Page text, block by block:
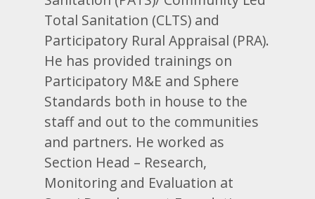
Total Sanitation (CLTS) and
Participatory Rural Appraisal (PRA).
He has provided trainings on
Participatory M&E and Sphere
Standards both in house to the
staff and out to the communities
and partners. He worked as
Section Head – Research,
Monitoring and Evaluation at